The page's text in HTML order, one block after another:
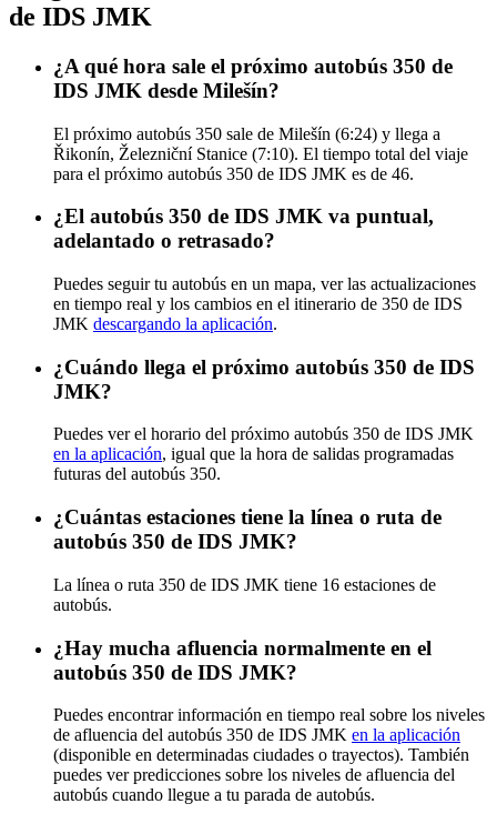
de IDS JMK
¿A qué hora sale el próximo autobús 350 de
IDS JMK desde Milešín?
El próximo autobús 350 sale de Milešín (6:24) y llega a
Řikonín, Železniční Stanice (7:10). El tiempo total del viaje
para el próximo autobús 350 de IDS JMK es de 46.
¿El autobús 350 de IDS JMK va puntual,
adelantado o retrasado?
Puedes seguir tu autobús en un mapa, ver las actualizaciones
en tiempo real y los cambios en el itinerario de 350 de IDS
JMK descargando la aplicación.
¿Cuándo llega el próximo autobús 350 de IDS
JMK?
Puedes ver el horario del próximo autobús 350 de IDS JMK
en la aplicación, igual que la hora de salidas programadas
futuras del autobús 350.
¿Cuántas estaciones tiene la línea o ruta de
autobús 350 de IDS JMK?
La línea o ruta 350 de IDS JMK tiene 16 estaciones de
autobús.
¿Hay mucha afluencia normalmente en el
autobús 350 de IDS JMK?
Puedes encontrar información en tiempo real sobre los niveles
de afluencia del autobús 350 de IDS JMK en la aplicación
(disponible en determinadas ciudades o trayectos). También
puedes ver predicciones sobre los niveles de afluencia del
autobús cuando llegue a tu parada de autobús.